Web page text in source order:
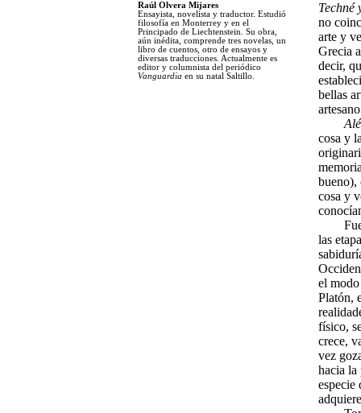
Raúl Olvera Mijares
Ensayista, novelista y traductor. Estudió
filosofía en Monterrey y en el
Principado de Liechtenstein. Su obra,
aún inédita, comprende tres novelas, un
libro de cuentos, otro de ensayos y
diversas traducciones. Actualmente es
editor y columnista del periódico
Vanguardia en su natal Saltillo.
Techné
no
arte y
Grecia
decir,
bellas
cosa y
cosa y
las
el
Platón,
físico,
crece,
vez
hacia la
especie